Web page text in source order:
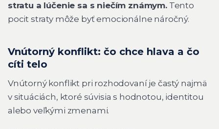
stratu a lúčenie sa s niečím známym.Tento
pocit straty môže byť emocionálne náročný.
Vnútorný konflikt: čo chce hlava a čo
cíti telo
Vnútorný konflikt pri rozhodovaní je častý najmä
v situáciách, ktoré súvisia s hodnotou, identitou
alebo veľkými zmenami.